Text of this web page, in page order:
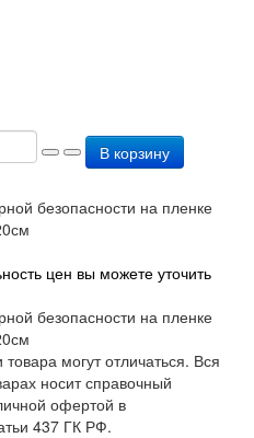
В корзину
цен вы можете уточить
могут отличаться. Вся
носит справочный
офертой в
437 ГК РФ.